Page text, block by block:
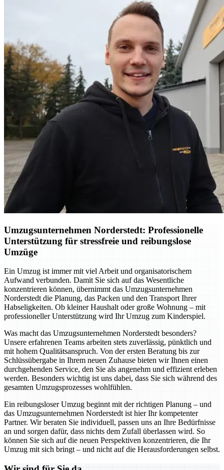
Umzugsunternehmen Norderstedt: Professionelle
Unterstützung für stressfreie und reibungslose
Umzüge
Ein Umzug ist immer mit viel Arbeit und organisatorischem
Aufwand verbunden. Damit Sie sich auf das Wesentliche
konzentrieren können, übernimmt das Umzugsunternehmen
Norderstedt die Planung, das Packen und den Transport Ihrer
Habseligkeiten. Ob kleiner Haushalt oder große Wohnung – mit
professioneller Unterstützung wird Ihr Umzug zum Kinderspiel.
Was macht das Umzugsunternehmen Norderstedt besonders?
Unsere erfahrenen Teams arbeiten stets zuverlässig, pünktlich und
mit hohem Qualitätsanspruch. Von der ersten Beratung bis zur
Schlüssübergabe in Ihrem neuen Zuhause bieten wir Ihnen einen
durchgehenden Service, den Sie als angenehm und effizient erleben
werden. Besonders wichtig ist uns dabei, dass Sie sich während des
gesamten Umzugsprozesses wohlfühlen.
Ein reibungsloser Umzug beginnt mit der richtigen Planung – und
das Umzugsunternehmen Norderstedt ist hier Ihr kompetenter
Partner. Wir beraten Sie individuell, passen uns an Ihre Bedürfnisse
an und sorgen dafür, dass nichts dem Zufall überlassen wird. So
können Sie sich auf die neuen Perspektiven konzentrieren, die Ihr
Umzug mit sich bringt – und nicht auf die Herausforderungen selbst.